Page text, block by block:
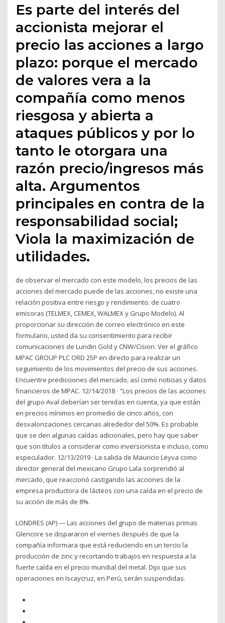
Es parte del interés del
accionista mejorar el
precio las acciones a largo
plazo: porque el mercado
de valores vera a la
compañía como menos
riesgosa y abierta a
ataques públicos y por lo
tanto le otorgara una
razón precio/ingresos más
alta. Argumentos
principales en contra de la
responsabilidad social;
Viola la maximización de
utilidades.
de observar el mercado con este modelo, los precios de las
acciones del mercado puede de las acciones, no existe una
relación positiva entre riesgo y rendimiento. de cuatro
emisoras (TELMEX, CEMEX, WALMEX y Grupo Modelo). Al
proporcionar su dirección de correo electrónico en este
formulario, usted da su consentimiento para recibir
comunicaciones de Lundin Gold y CNW/Cision. Ver el gráfico
MPAC GROUP PLC ORD 25P en directo para realizar un
seguimiento de los movimientos del precio de sus acciones.
Encuentre predicciones del mercado, así como noticias y datos
financieros de MPAC. 12/14/2018 · "Los precios de las acciones
del grupo Aval deberían ser tenidas en cuenta, ya que están
en precios mínimos en promedio de cinco años, con
desvalorizaciones cercanas alrededor del 50%. Es probable
que se den algunas caídas adicionales, pero hay que saber
que son títulos a considerar como inversionista e incluso, como
especulador. 12/13/2019 · La salida de Mauricio Leyva como
director general del mexicano Grupo Lala sorprendió al
mercado, que reaccionó castigando las acciones de la
empresa productora de lácteos con una caída en el precio de
su acción de más de 8%.
LONDRES (AP) — Las acciones del grupo de materias primas
Glencore se dispararon el viernes después de que la
compañía informara que está reduciendo en un tercio la
producción de zinc y recortando trabajos en respuesta a la
fuerte caída en el precio mundial del metal. Dijo que sus
operaciones en Iscaycruz, en Perú, serán suspendidas.